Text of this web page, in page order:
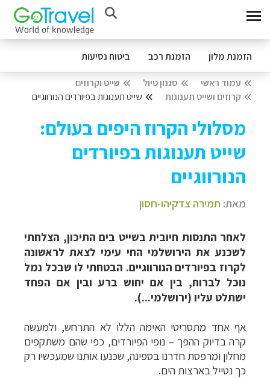
הזמנת מלון הזמנת רכב ביטוח נסיעות
עמוד ראשי סגנון טיול
שייט וקרוזים
קרוזים ושייט תענוגות
שייט תענוגות בפיורדים הנורווגיים
מסלולי הקרוז היפים בעולם:
שייט תענוגות בפיורדים
הנורווגיים
מאת: תמירה צדקיהו-חסון
לאחר התנסות חיובית בשייט בים התיכון, הצלחתי
לשכנע את הירושלמי החי עימי לצאת לראשונה
לקרוז בפיורדים הנורווגיים. הבטחתי לו שבכל נמל
נוכל לברוח, בין אם יחוש ברע ובין אם הפחד
ישתלט עליו (ירושלמי...).
אף אחד מתסריטי האימה הללו לא התרחש, ולמעשה
קרה בדיוק ההפך – נופי הפיורדים, כפי שהם משתקפים
מחלון ומרפסת חדרנו בספינה, שכנעו אותנו שמעכשיו רק
כך נטייל בארצות הים.